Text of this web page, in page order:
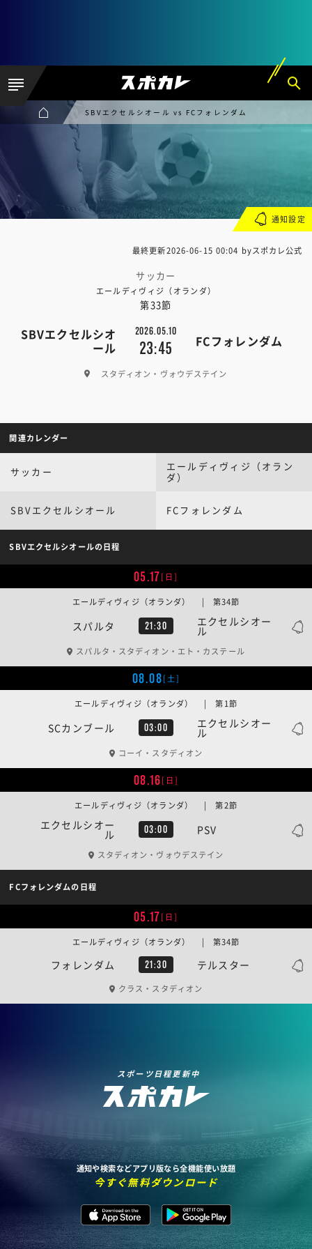
SBVエクセルシオール vs FCフォレンダム
最終更新2026-06-15 00:04 byスポカレ公式
サッカー
エールディヴィジ（オランダ）
第33節
SBVエクセルシオ
ール
2026.05.10
23:45 FCフォレンダム
スタディオン・ヴォウデステイン
通知設定
関連カレンダー
サッカー
エールディヴィジ（オラン
ダ）
SBVエクセルシオール FCフォレンダム
SBVエクセルシオールの日程
05.17[日]
スパルタ 21:30 エクセルシオー
ル
エールディヴィジ（オランダ） | 第34節
スパルタ・スタディオン・エト・カステール
08.08[土]
SCカンブール 03:00 エクセルシオー
ル
エールディヴィジ（オランダ） | 第1節
コーイ・スタディオン
08.16[日]
エクセルシオー
ル 03:00 PSV
エールディヴィジ（オランダ） | 第2節
スタディオン・ヴォウデステイン
FCフォレンダムの日程
05.17[日]
フォレンダム 21:30 テルスター
エールディヴィジ（オランダ） | 第34節
クラス・スタディオン
スポーツ日程更新中
通知や検索などアプリ版なら全機能使い放題
今すぐ無料ダウンロード